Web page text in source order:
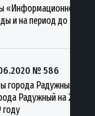
«Информационное
и на период до
№ 586
города Радужный
Радужный на 2019
году